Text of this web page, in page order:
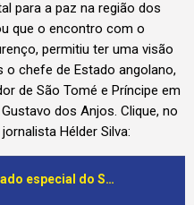
para a paz na região dos
que o encontro com o
permitiu ter uma visão
chefe de Estado angolano,
de São Tomé e Príncipe em
dos Anjos. Clique, no
Hélder Silva:
Huang Xia, enviado especial do Secretário geral para a região dos Grandes Lagos recebido no Palácio Presidencial